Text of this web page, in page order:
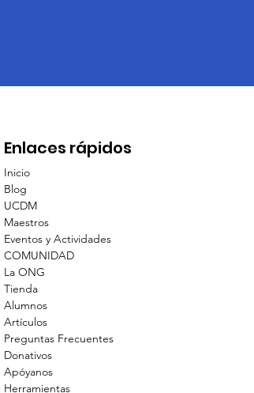
Enlaces rápidos
Inicio
Blog
UCDM
Maestros
Eventos y Actividades
COMUNIDAD
La ONG
Tienda
Alumnos
Artículos
Preguntas Frecuentes
Donativos
Apóyanos
Herramientas